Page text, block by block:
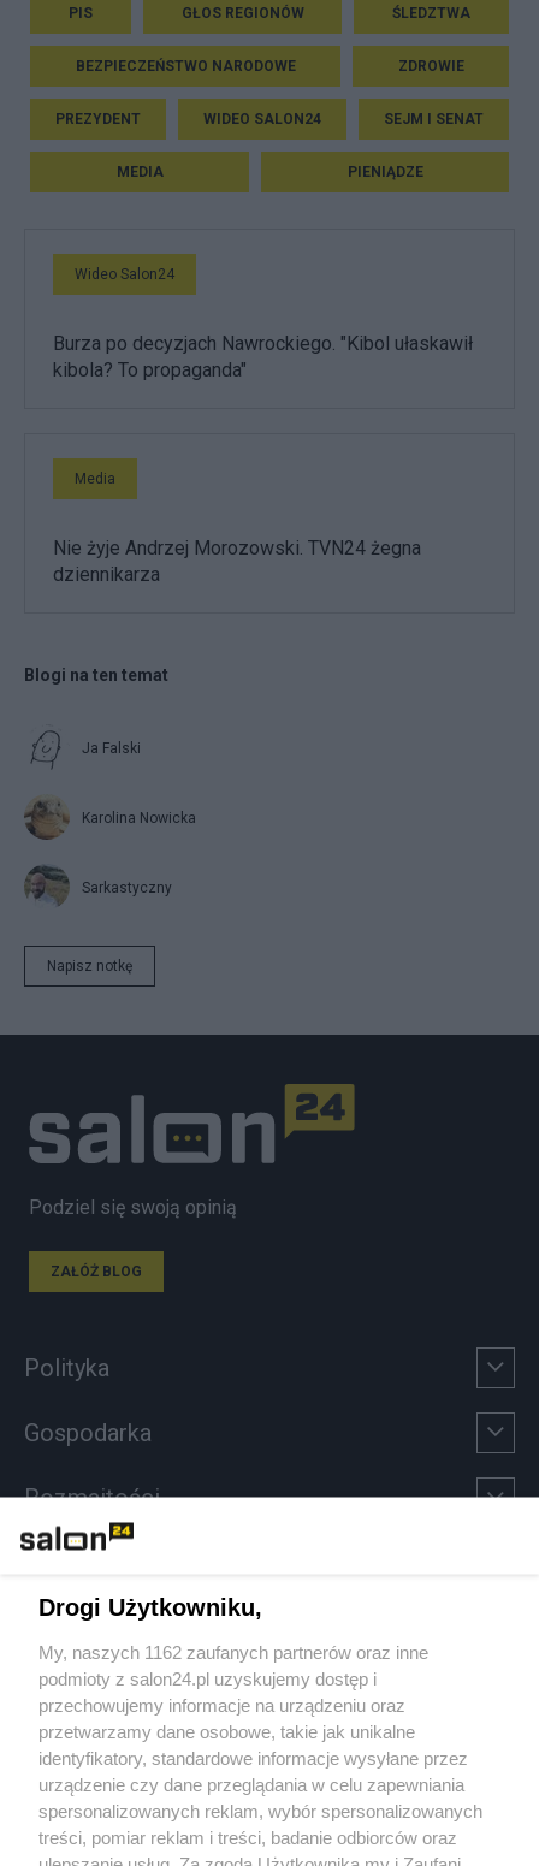
PIS GŁOS REGIONÓW ŚLEDZTWA
BEZPIECZEŃSTWO NARODOWE ZDROWIE
PREZYDENT WIDEO SALON24 SEJM I SENAT
MEDIA PIENIĄDZE
Wideo Salon24
Burza po decyzjach Nawrockiego. "Kibol ułaskawił
kibola? To propaganda"
Media
Nie żyje Andrzej Morozowski. TVN24 żegna
dziennikarza
Blogi na ten temat
Ja Falski
Karolina Nowicka
Sarkastyczny
Napisz notkę
Podziel się swoją opinią
ZAŁÓŻ BLOG
Polityka
Gospodarka
Rozmaitości
Sport
Społeczeństwo
Kultura
Drogi Użytkowniku,
My, naszych 1162 zaufanych partnerów oraz inne
podmioty z salon24.pl uzyskujemy dostęp i
przechowujemy informacje na urządzeniu oraz
przetwarzamy dane osobowe, takie jak unikalne
identyfikatory, standardowe informacje wysyłane przez
urządzenie czy dane przeglądania w celu zapewniania
spersonalizowanych reklam, wybór spersonalizowanych
treści, pomiar reklam i treści, badanie odbiorców oraz